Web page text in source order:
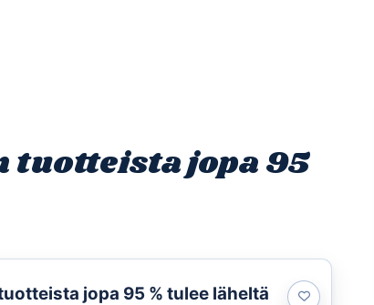
tuotteista jopa 95
jopa 95 % tulee läheltä